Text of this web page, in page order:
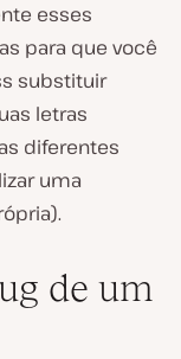
esses
para que você
substituir
letras
diferentes
uma
de um